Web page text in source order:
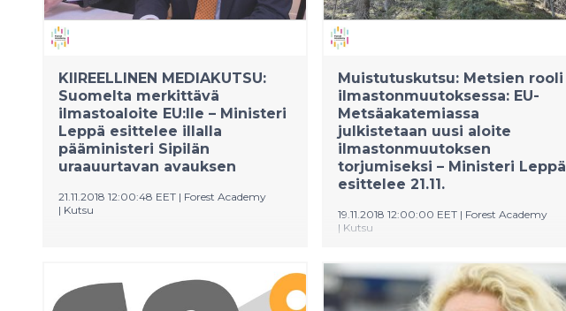
KIIREELLINEN MEDIAKUTSU:
Suomelta merkittävä
ilmastoaloite EU:lle – Ministeri
Leppä esittelee illalla
pääministeri Sipilän
uraauurtavan avauksen
21.11.2018 12:00:48 EET | Forest Academy
| Kutsu
nousee päärooliin, kun Suomen ja
Ruotsin yhdessä järjestämä
Muistutuskutsu: Metsien rooli
ilmastonmuutoksessa: EU-
Metsäakatemiassa
julkistetaan uusi aloite
ilmastonmuutoksen
torjumiseksi – Ministeri Leppä
esittelee 21.11.
19.11.2018 12:00:00 EET | Forest Academy
| Kutsu
Suomi ja Ruotsi järjestävät yhdessä
ensimmäisen Metsäakatemian EU-
päättäjille (Forest Academy for EU